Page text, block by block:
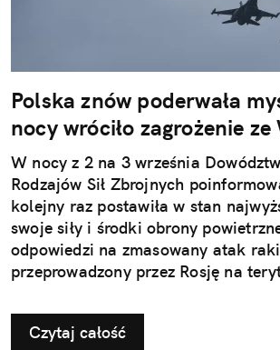
Polska znów poderwała
nocy wróciło zagrożenie
W nocy z 2 na 3 września
Rodzajów Sił Zbrojnych
kolejny raz postawiła w stan
swoje siły i środki obrony
odpowiedzi na zmasowany atak
przeprowadzony przez Rosję na
Czytaj całość